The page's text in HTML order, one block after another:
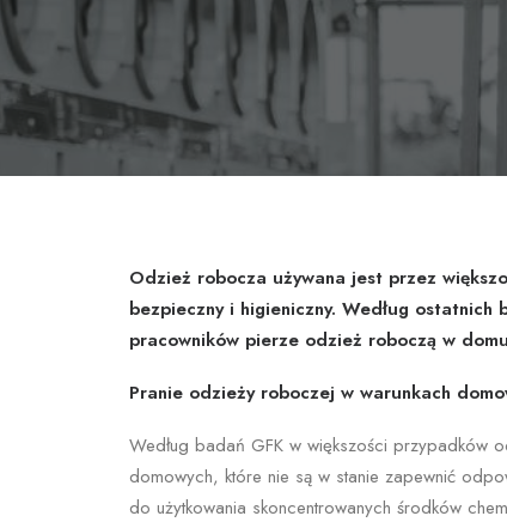
Odzież robocza używana jest przez
bezpieczny i higieniczny. Według
pracowników pierze odzież roboczą w
Pranie odzieży roboczej w warunkach
Według badań GFK w większości przypadków
domowych, które nie są w stanie zapewnić
do użytkowania skoncentrowanych środków